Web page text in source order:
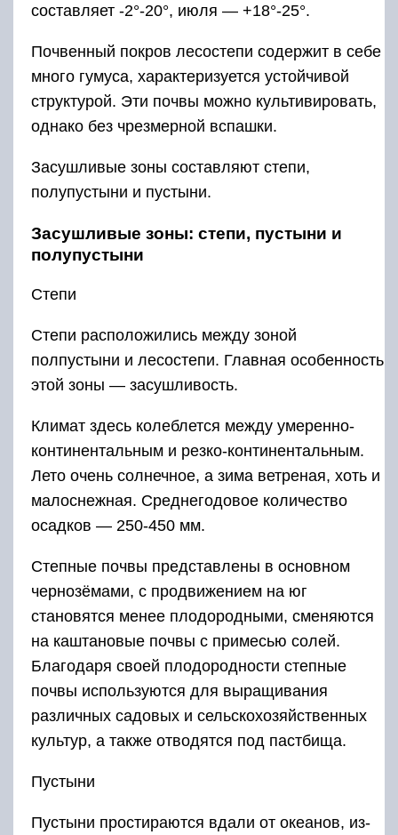
составляет -2°-20°, июля — +18°-25°.
Почвенный покров лесостепи содержит в себе
много гумуса, характеризуется устойчивой
структурой. Эти почвы можно культивировать,
однако без чрезмерной вспашки.
Засушливые зоны составляют степи,
полупустыни и пустыни.
Засушливые зоны: степи, пустыни и
полупустыни
Степи
Степи расположились между зоной
полпустыни и лесостепи. Главная особенность
этой зоны — засушливость.
Климат здесь колеблется между умеренно-
континентальным и резко-континентальным.
Лето очень солнечное, а зима ветреная, хоть и
малоснежная. Среднегодовое количество
осадков — 250-450 мм.
Степные почвы представлены в основном
чернозёмами, с продвижением на юг
становятся менее плодородными, сменяются
на каштановые почвы с примесью солей.
Благодаря своей плодородности степные
почвы используются для выращивания
различных садовых и сельскохозяйственных
культур, а также отводятся под пастбища.
Пустыни
Пустыни простираются вдали от океанов, из-